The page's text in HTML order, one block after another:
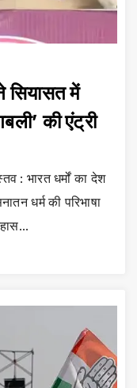
सियासत में
की एंट्री
: भारत धर्मों का देश
धर्म की परिभाषा